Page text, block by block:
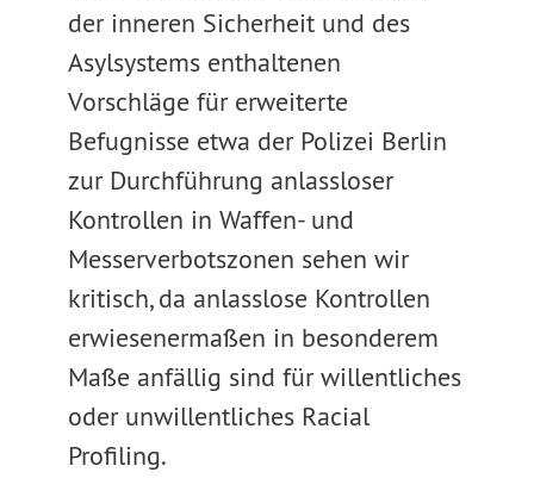
der inneren Sicherheit und des
Asylsystems enthaltenen
Vorschläge für erweiterte
Befugnisse etwa der Polizei Berlin
zur Durchführung anlassloser
Kontrollen in Waffen- und
Messerverbotszonen sehen wir
kritisch, da anlasslose Kontrollen
erwiesenermaßen in besonderem
Maße anfällig sind für willentliches
oder unwillentliches Racial
Profiling.